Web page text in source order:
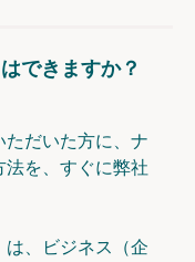
できますか？
だいた方に、ナ
法を、すぐに弊社
、ビジネス（企